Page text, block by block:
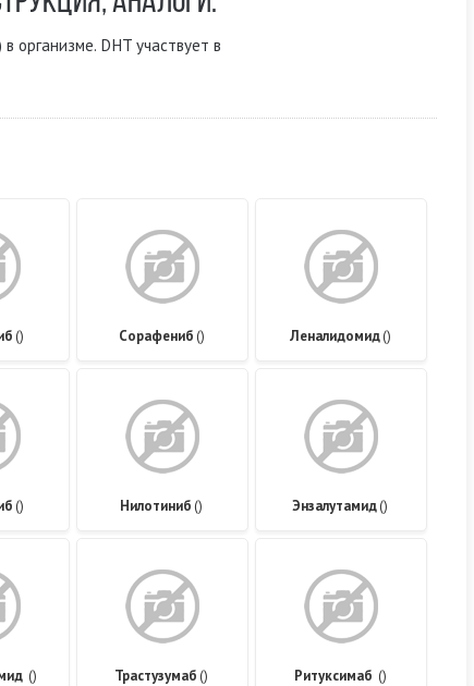
DHT участвует в
() Сорафениб () Леналидомид()
() Нилотиниб () Энзалутамид()
() Трастузумаб () Ритуксимаб ()